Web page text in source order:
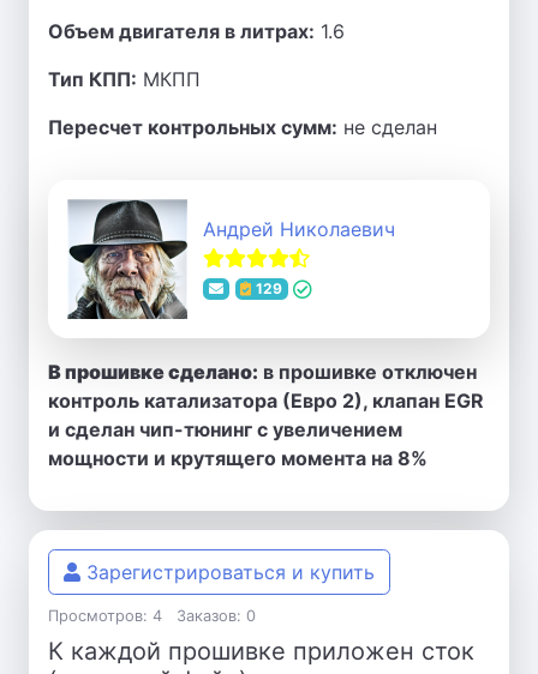
Объем двигателя в литрах: 1.6
Тип КПП: МКПП
Пересчет контрольных сумм: не сделан
Андрей Николаевич
129
В прошивке сделано: в прошивке отключен
контроль катализатора (Евро 2), клапан EGR
и сделан чип-тюнинг с увеличением
мощности и крутящего момента на 8%
Зарегистрироваться и купить
Просмотров: 4 Заказов: 0
К каждой прошивке приложен сток